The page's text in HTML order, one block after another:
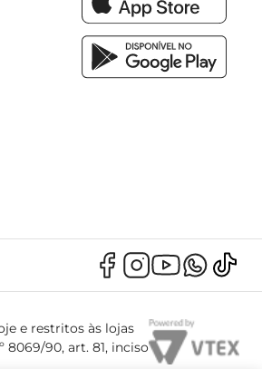
e restritos às lojas
8069/90, art. 81, inciso